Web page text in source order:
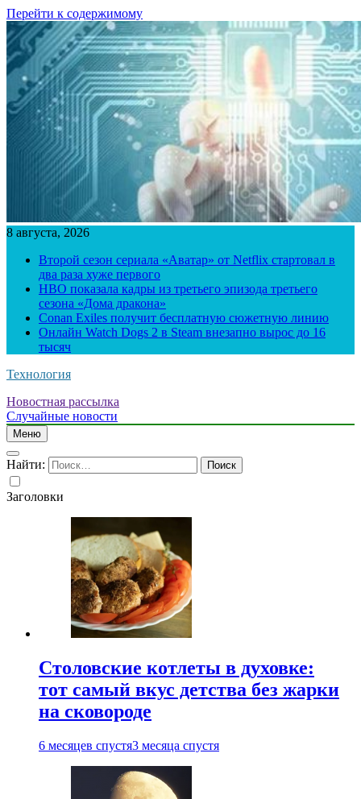
Перейти к содержимому
8 августа, 2026
Второй сезон сериала «Аватар» от Netflix стартовал в
два раза хуже первого
HBO показала кадры из третьего эпизода третьего
сезона «Дома дракона»
Conan Exiles получит бесплатную сюжетную линию
Онлайн Watch Dogs 2 в Steam внезапно вырос до 16
тысяч
Технология
Новостная рассылка
Случайные новости
Меню
Найти:
Заголовки
Столовские котлеты в духовке:
тот самый вкус детства без жарки
на сковороде
6 месяцев спустя3 месяца спустя